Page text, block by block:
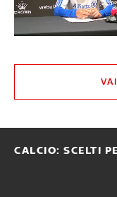
CALCIO: SCELTI